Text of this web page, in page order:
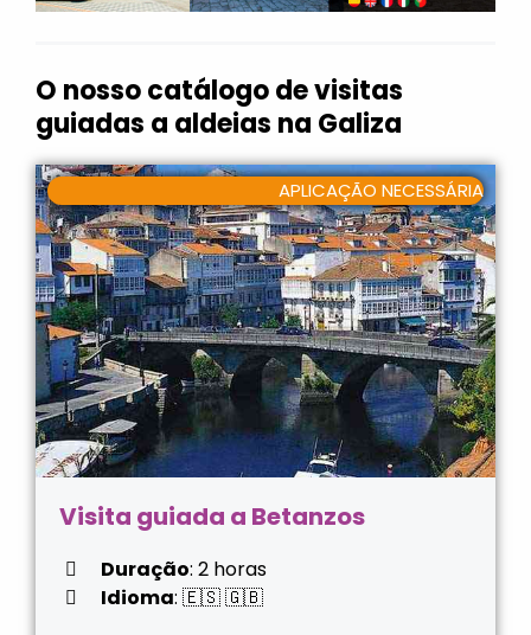
O nosso catálogo de visitas
guiadas a aldeias na Galiza
APLICAÇÃO NECESSÁRIA
Visita guiada a Betanzos
Duração: 2 horas
Idioma: 🇪🇸 🇬🇧